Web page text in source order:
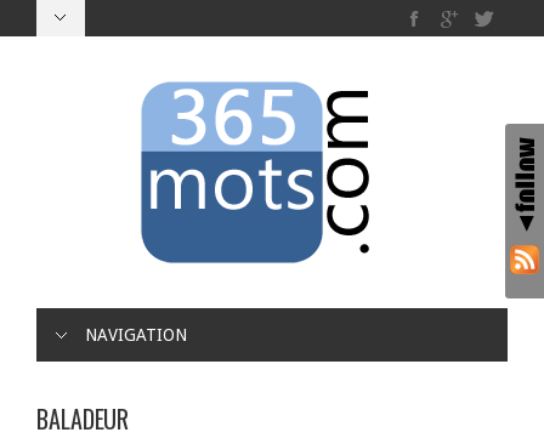
NAVIGATION
BALADEUR